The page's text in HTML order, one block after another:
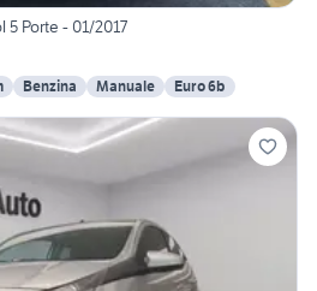
Toyota Aygo 1.0 69 CV x-cool 5 Porte - 01/2017
Benzina Manuale Euro 6b